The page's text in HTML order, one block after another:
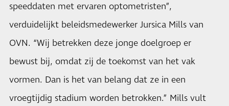
speeddaten met ervaren optometristen”,
verduidelijkt beleidsmedewerker Jursica Mills van
OVN. “Wij betrekken deze jonge doelgroep er
bewust bij, omdat zij de toekomst van het vak
vormen. Dan is het van belang dat ze in een
vroegtijdig stadium worden betrokken.” Mills vult